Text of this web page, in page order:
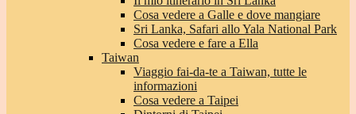
Cosa vedere a Galle e dove mangiare
Sri Lanka, Safari allo Yala National Park
Cosa vedere e fare a Ella
Taiwan
Viaggio fai-da-te a Taiwan, tutte le
informazioni
Cosa vedere a Taipei